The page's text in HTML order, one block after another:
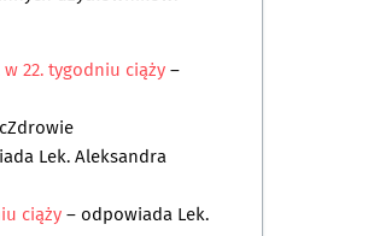
22. tygodniu ciąży–
Lek. Aleksandra
ciąży– odpowiada Lek.